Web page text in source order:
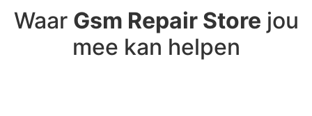
Waar Gsm Repair Store jou
mee kan helpen